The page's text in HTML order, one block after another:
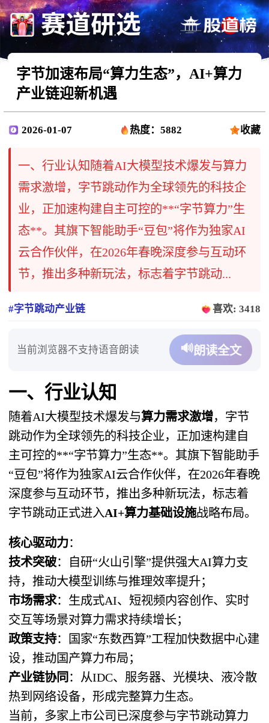
字节加速布局“算力生态”，AI+算力
产业链迎新机遇
2026-01-07 热度：5882 收藏
一、行业认知随着AI大模型技术爆发与算力
需求激增，字节跳动作为全球领先的科技企
业，正加速构建自主可控的**“字节算力”生
态**。其旗下智能助手“豆包”将作为独家AI
云合作伙伴，在2026年春晚深度参与互动环
节，推出多种新玩法，标志着字节跳动...
#字节跳动产业链 喜欢: 3418
当前浏览器不支持语音朗读 🔊朗读全文
一、行业认知
随着AI大模型技术爆发与算力需求激增，字节
跳动作为全球领先的科技企业，正加速构建自
主可控的**“字节算力”生态**。其旗下智能助手
“豆包”将作为独家AI云合作伙伴，在2026年春晚
深度参与互动环节，推出多种新玩法，标志着
字节跳动正式进入AI+算力基础设施战略布局。
核心驱动力：
技术突破：自研“火山引擎”提供强大AI算力支
持，推动大模型训练与推理效率提升；
市场需求：生成式AI、短视频内容创作、实时
交互等场景对算力需求持续增长；
政策支持：国家“东数西算”工程加快数据中心建
设，推动国产算力布局；
产业链协同 ：从IDC、服务器、光模块、液冷散
热到网络设备，形成完整算力生态。
当前，多家上市公司已深度参与字节跳动算力